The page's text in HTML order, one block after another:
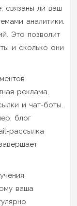
связаны ли ваш
аналитики.
Это позволит
и сколько они
реклама,
и чат-боты.
блог
рассылка
ваша